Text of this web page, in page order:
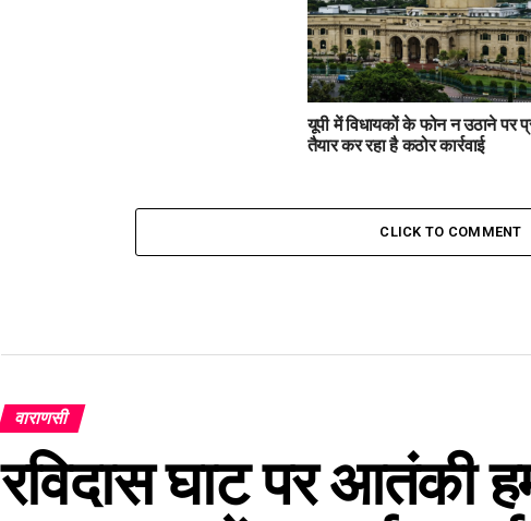
यूपी में विधायकों के फोन न उठाने पर
तैयार कर रहा है कठोर कार्रवाई
CLICK TO COMMENT
वाराणसी
रविदास घाट पर आतंकी